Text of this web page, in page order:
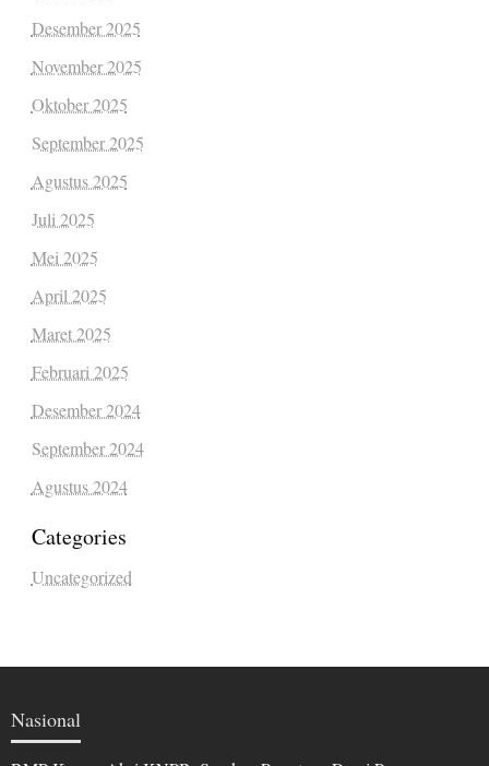
Desember 2025
November 2025
Oktober 2025
September 2025
Agustus 2025
Juli 2025
Mei 2025
April 2025
Maret 2025
Februari 2025
Desember 2024
September 2024
Agustus 2024
Categories
Uncategorized
Nasional